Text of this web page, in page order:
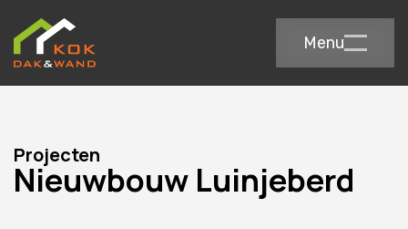
Menu
Projecten
Nieuwbouw Luinjeberd